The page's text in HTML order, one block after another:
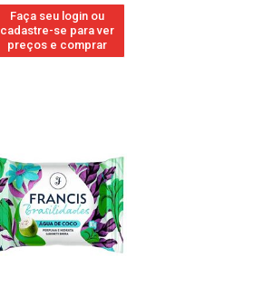
Faça seu login ou
cadastre-se para ver
preços e comprar